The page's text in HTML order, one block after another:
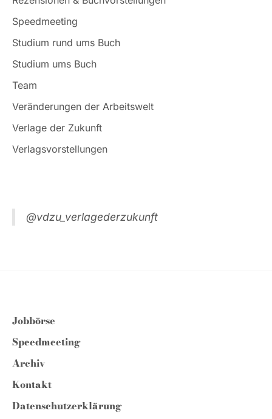
Speedmeeting
Studium rund ums Buch
Studium ums Buch
Team
Veränderungen der Arbeitswelt
Verlage der Zukunft
Verlagsvorstellungen
@vdzu_verlagederzukunft
Jobbörse
Speedmeeting
Archiv
Kontakt
Datenschutzerklärung